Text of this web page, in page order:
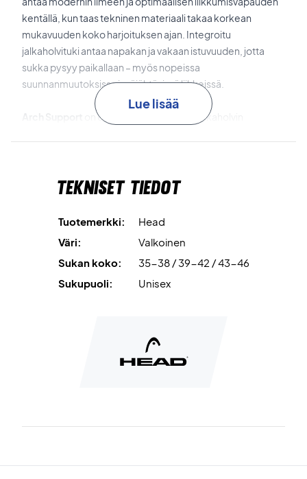
kentällä, kun taas tekninen materiaali takaa korkean
mukavuuden koko harjoituksen ajan. Integroitu
jalkaholvituki antaa napakan ja vakaan istuvuuden, jotta
sukka pysyy paikallaan – myös nopeissa
suunnanmuutoksissa ja räjähtävissä liikkeissä.
on elastinen tukivyöhyke jalkaholvin
Mesh-panelitlisäävät ilmanvaihtoa ja auttavat pitämään
lisää mukavuutta ja auttaa vaimentamaan kuormitusta
jokaisella askeleella.
Päivitä mukavuutesi kentällä – osta Head Performance
Quarter Socks 2-Pack White jo tänään
Lue lisää
Tekniset tiedot
Tuotemerkki:
Head
Väri:
Valkoinen
Sukan koko:
35-38 / 39-42 / 43-46
Sukupuoli:
Unisex